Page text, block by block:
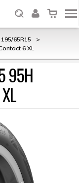
195/65R15
>
6 XL
95H